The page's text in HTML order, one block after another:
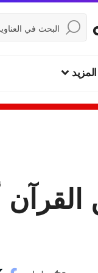
المزيد